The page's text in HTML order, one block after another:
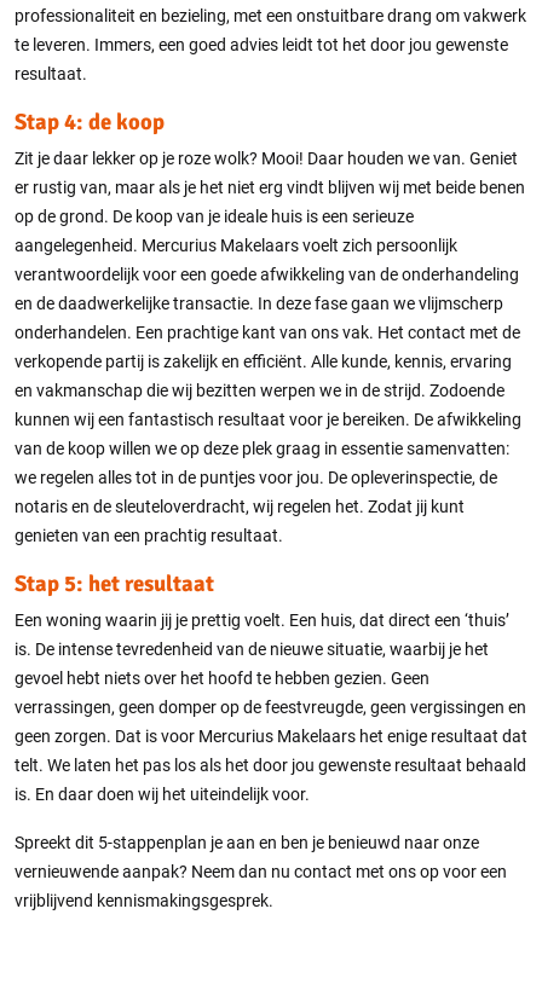
professionaliteit en bezieling, met een onstuitbare drang om vakwerk
te leveren. Immers, een goed advies leidt tot het door jou gewenste
resultaat.
Stap 4: de koop
Zit je daar lekker op je roze wolk? Mooi! Daar houden we van. Geniet
er rustig van, maar als je het niet erg vindt blijven wij met beide benen
op de grond. De koop van je ideale huis is een serieuze
aangelegenheid. Mercurius Makelaars voelt zich persoonlijk
verantwoordelijk voor een goede afwikkeling van de onderhandeling
en de daadwerkelijke transactie. In deze fase gaan we vlijmscherp
onderhandelen. Een prachtige kant van ons vak. Het contact met de
verkopende partij is zakelijk en efficiënt. Alle kunde, kennis, ervaring
en vakmanschap die wij bezitten werpen we in de strijd. Zodoende
kunnen wij een fantastisch resultaat voor je bereiken. De afwikkeling
van de koop willen we op deze plek graag in essentie samenvatten:
we regelen alles tot in de puntjes voor jou. De opleverinspectie, de
notaris en de sleuteloverdracht, wij regelen het. Zodat jij kunt
genieten van een prachtig resultaat.
Stap 5: het resultaat
Een woning waarin jij je prettig voelt. Een huis, dat direct een ‘thuis’
is. De intense tevredenheid van de nieuwe situatie, waarbij je het
gevoel hebt niets over het hoofd te hebben gezien. Geen
verrassingen, geen domper op de feestvreugde, geen vergissingen en
geen zorgen. Dat is voor Mercurius Makelaars het enige resultaat dat
telt. We laten het pas los als het door jou gewenste resultaat behaald
is. En daar doen wij het uiteindelijk voor.
Spreekt dit 5-stappenplan je aan en ben je benieuwd naar onze
vernieuwende aanpak? Neem dan nu contact met ons op voor een
vrijblijvend kennismakingsgesprek.